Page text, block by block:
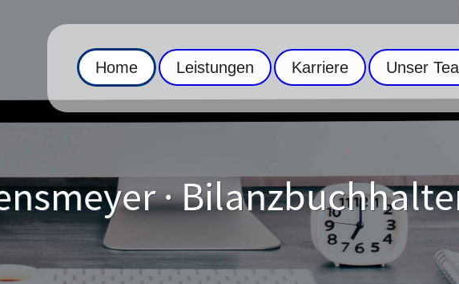
Home Leistungen Karriere Unser
·